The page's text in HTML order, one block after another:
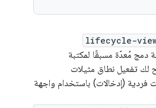
lifecycle-
دمج مُعدّة مسبقًا لمكتبة
لك تفعيل نطاق مثيلات
فردية (إدخالات) باستخدام واجهة